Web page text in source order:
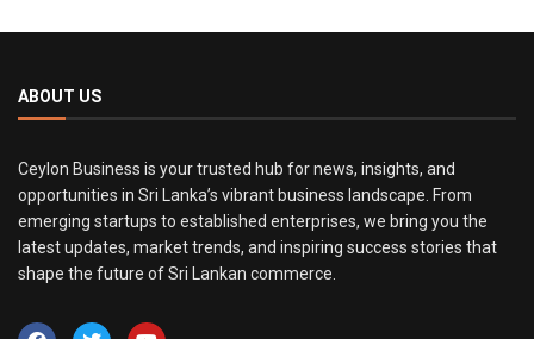
ABOUT US
Ceylon Business is your trusted hub for news, insights, and
opportunities in Sri Lanka’s vibrant business landscape. From
emerging startups to established enterprises, we bring you the
latest updates, market trends, and inspiring success stories that
shape the future of Sri Lankan commerce.